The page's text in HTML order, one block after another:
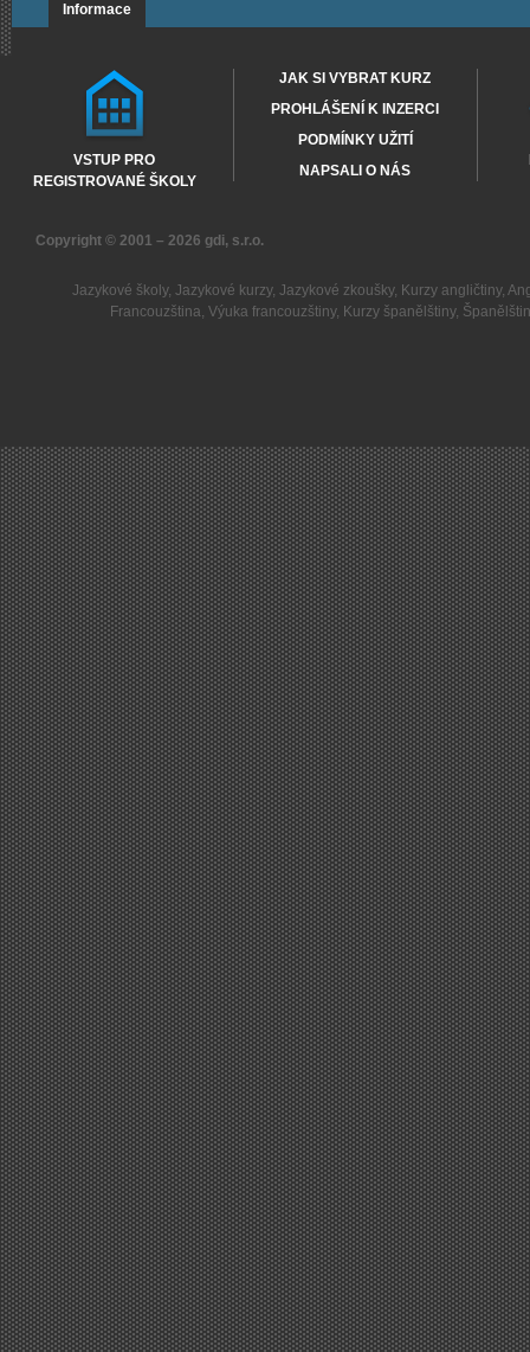
Informace
VSTUP PRO
REGISTROVANÉ ŠKOLY
JAK SI VYBRAT KURZ
PROHLÁŠENÍ K INZERCI
PODMÍNKY UŽITÍ
NAPSALI O NÁS
Copyright © 2001 – 2026 gdi, s.r.o.
Jazykové školy, Jazykové kurzy, Jazykové zkoušky, Kurzy angličtiny,
Francouzština,Výuka francouzštiny, Kurzy španělštiny,